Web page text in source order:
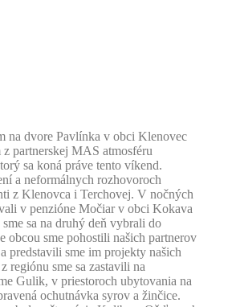
na dvore Pavlínka v obci Klenovec
partnerskej MAS atmosféru
sa koná práve tento víkend.
a neformálnych rozhovoroch
z Klenovca i Terchovej. V nočných
v penzióne Močiar v obci Kokava
sa na druhý deň vybrali do
obcou sme pohostili našich partnerov
predstavili sme im projekty našich
regiónu sme sa zastavili na
Gulik, v priestoroch ubytovania na
ochutnávka syrov a žinčice.